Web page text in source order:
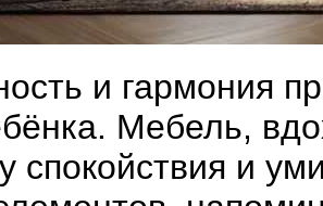
и гармония
Мебель,
спокойствия и